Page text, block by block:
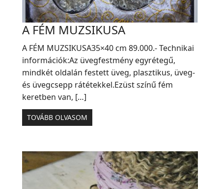
A FÉM MUZSIKUSA
A FÉM MUZSIKUSA35×40 cm 89.000.- Technikai
információk:Az üvegfestmény egyrétegű,
mindkét oldalán festett üveg, plasztikus, üveg-
és üvegcsepp rátétekkel.Ezüst színű fém
keretben van, […]
TOVÁBB OLVASOM